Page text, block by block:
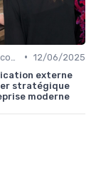
• 12/06/2025
externe
stratégique
moderne